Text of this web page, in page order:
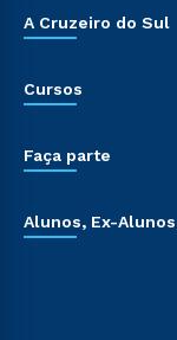
A Cruzeiro do Sul
Cursos
Faça parte
Alunos, Ex-